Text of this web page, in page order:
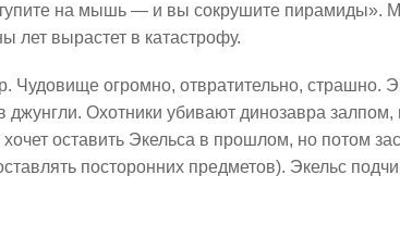
на мышь — и вы сокрушите пирамиды».
лет вырастет в катастрофу.
Чудовище огромно, отвратительно, страшно.
джунгли. Охотники убивают динозавра
оставить Экельса в прошлом, но потом
посторонних предметов). Экельс